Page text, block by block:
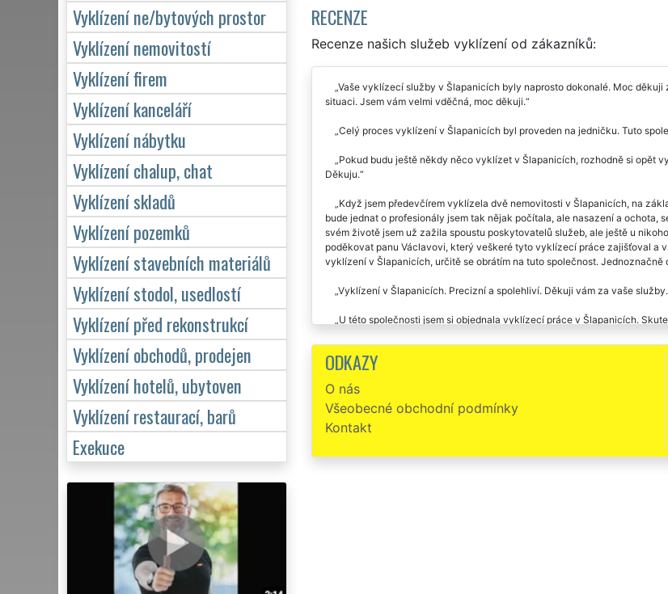
RECENZE
Recenze našich služeb vyklízení od zákazníků:
Vaše vyklízecí služby v Šlapanicích byly naprosto dokonalé. Moc
situaci. Jsem vám velmi vděčná, moc děkuji.
Celý proces vyklízení v Šlapanicích byl proveden na jedničku. Tuto
Pokud budu ještě někdy něco vyklízet v Šlapanicích, rozhodně si opět
Děkuju.
Když jsem předevčírem vyklízela dvě nemovitosti v Šlapanicích, na
bude jednat o profesionály jsem tak nějak počítala, ale nasazení a ochota,
svém životě jsem už zažila spoustu poskytovatelů služeb, ale ještě u
poděkovat panu Václavovi, který veškeré tyto vyklízecí práce zajišťoval a
vyklízení v Šlapanicích, určitě se obrátím na tuto společnost. Jednoznačně
Vyklízení v Šlapanicích. Precizní a spolehliví. Děkuji vám za vaše služby.
U této společnosti jsem si objednala vyklízecí práce v Šlapanicích.
Na základě doporučení od mé kamarádky jsem využila vyklízení v
kamarádka takto poradila, protože služby této společnosti byly skutečně
Společnost EXTRA SLUŽBY nám zajišťovala vyklízení v Šlapanicích.
kontejner na odpad a kompletní vyklízení bylo hotové za pár hodin.
Děkuji za poskytnuté vyklízení v Šlapanicích . Vašeho lidského
ODKAZY
O nás
Všeobecné obchodní podmínky
Kontakt
Vyklízení ne/bytových prostor
Vyklízení nemovitostí
Vyklízení firem
Vyklízení kanceláří
Vyklízení nábytku
Vyklízení chalup, chat
Vyklízení skladů
Vyklízení pozemků
Vyklízení stavebních materiálů
Vyklízení stodol, usedlostí
Vyklízení před rekonstrukcí
Vyklízení obchodů, prodejen
Vyklízení hotelů, ubytoven
Vyklízení restaurací, barů
Exekuce